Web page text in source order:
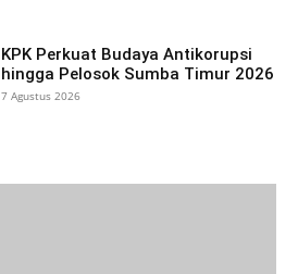
KPK Perkuat Budaya Antikorupsi
hingga Pelosok Sumba Timur 2026
7 Agustus 2026